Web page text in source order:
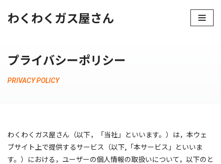
コ
ン
ツ
プ
わくわくガス屋さん
プライバシーポリシー
PRIVACY POLICY
わくわくガス屋さん（以下，「当社」といいます。）は，本ウェ
ブサイト上で提供するサービス（以下,「本サービス」といいま
す。）における，ユーザーの個人情報の取扱いについて，以下のと